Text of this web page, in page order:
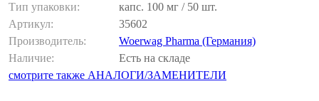
Тип упаковки:
капс. 100 мг / 50 шт.
Артикул:
35602
Производитель:
Woerwag Pharma (Германия)
Наличие:
Есть на складе
смотрите также АНАЛОГИ/ЗАМЕНИТЕЛИ